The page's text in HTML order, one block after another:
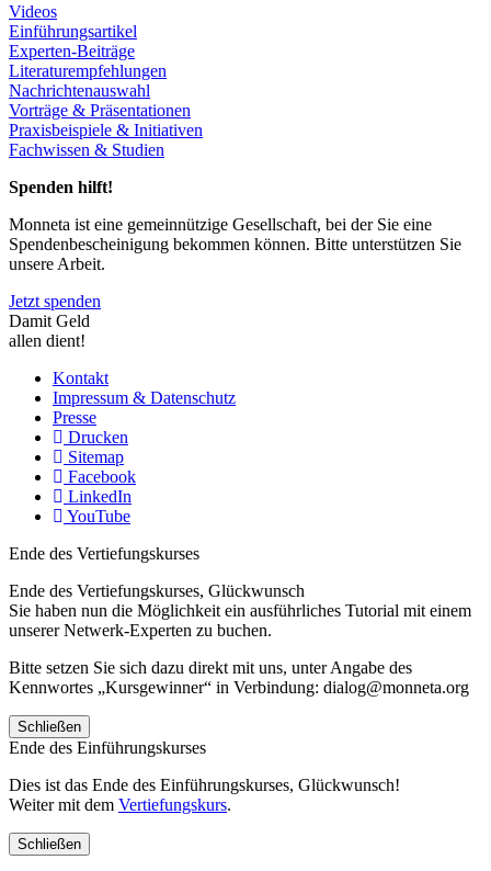
Videos
Einführungsartikel
Experten-Beiträge
Literaturempfehlungen
Nachrichtenauswahl
Vorträge & Präsentationen
Praxisbeispiele & Initiativen
Fachwissen & Studien
Spenden hilft!
Monneta ist eine gemeinnützige Gesellschaft, bei der Sie eine
Spendenbescheinigung bekommen können. Bitte unterstützen Sie
unsere Arbeit.
Jetzt spenden
Damit Geld
allen dient!
Kontakt
Impressum & Datenschutz
Presse
Drucken
Sitemap
Facebook
LinkedIn
YouTube
Ende des Vertiefungskurses
Ende des Vertiefungskurses, Glückwunsch
Sie haben nun die Möglichkeit ein ausführliches Tutorial mit einem
unserer Netwerk-Experten zu buchen.
Bitte setzen Sie sich dazu direkt mit uns, unter Angabe des
Kennwortes „Kursgewinner“ in Verbindung: dialog@monneta.org
Schließen
Ende des Einführungskurses
Dies ist das Ende des Einführungskurses, Glückwunsch!
Weiter mit dem Vertiefungskurs.
Schließen